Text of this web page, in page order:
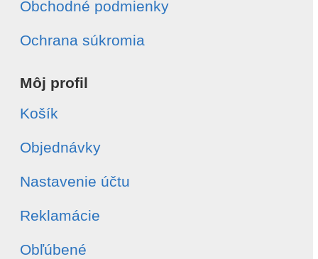
Obchodné podmienky
Ochrana súkromia
Môj profil
Košík
Objednávky
Nastavenie účtu
Reklamácie
Obľúbené